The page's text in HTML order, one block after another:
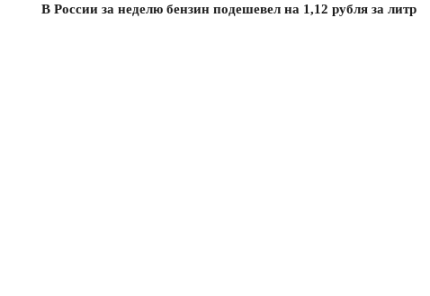
В России за неделю бензин подешевел на 1,12 рубля за литр